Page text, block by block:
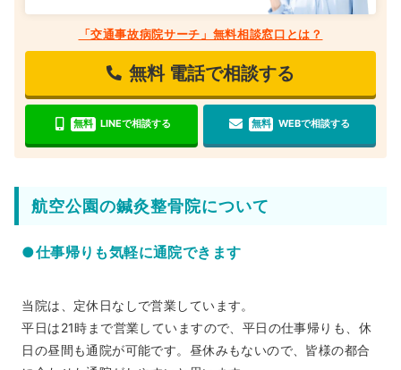
「交通事故病院サーチ」無料相談窓口とは？
無料 電話で相談する
無料 LINEで相談する 無料 WEBで相談する
航空公園の鍼灸整骨院について
●仕事帰りも気軽に通院できます
当院は、定休日なしで営業しています。
平日は21時まで営業していますので、平日の仕事帰りも、休
日の昼間も通院が可能です。昼休みもないので、皆様の都合